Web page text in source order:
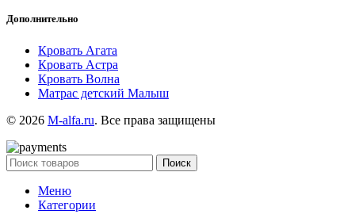
Дополнительно
Кровать Агата
Кровать Астра
Кровать Волна
Матрас детский Малыш
© 2026 M-alfa.ru. Все права защищены
Поиск
Меню
Категории